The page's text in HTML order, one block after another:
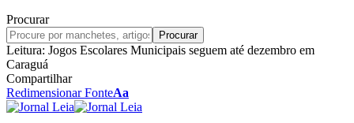
Procurar
Leitura: Jogos Escolares Municipais seguem até dezembro em
Caraguá
Compartilhar
Redimensionar FonteAa